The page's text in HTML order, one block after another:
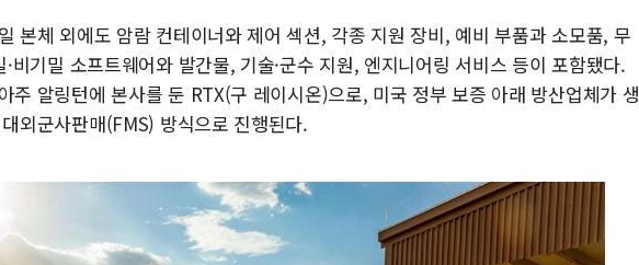
본체 외에도 암람 컨테이너와 제어 섹션, 각종 지원 장비, 예비 부품과 소모품, 무
비기밀 소프트웨어와 발간물, 기술·군수 지원, 엔지니어링 서비스 등이 포함됐다.
주 알링턴에 본사를 둔 RTX(구 레이시온)으로, 미국 정부 보증 아래 방산업체가 생
외군사판매(FMS) 방식으로 진행된다.